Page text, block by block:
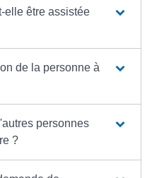
elle être assistée
de la personne à
personnes
?